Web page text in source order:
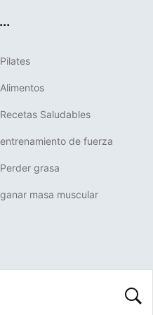
Pilates
Alimentos
Recetas Saludables
entrenamiento de fuerza
Perder grasa
ganar masa muscular